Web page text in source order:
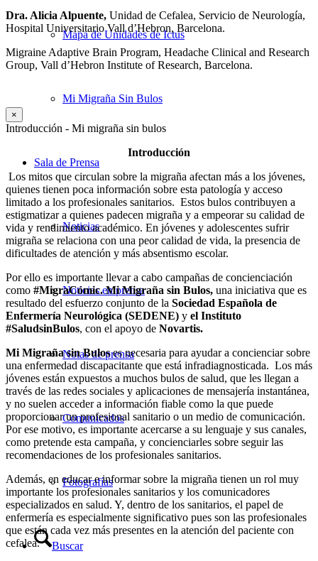
Mapa de Unidades de Ictus
Mi Migraña Sin Bulos
Sala de Prensa
Noticias
Noticias en prensa
Notas de prensa
Comunicados
Fotografías
Buscar
Dra. Alicia Alpuente, Unidad de Cefalea, Servicio de Neurología,
Hospital Universitario Vall d’Hebron, Barcelona.
Migraine Adaptive Brain Program, Headache Clinical and Research
Group, Vall d’Hebron Institute of Research, Barcelona.
×
Introducción - Mi migraña sin bulos
Introducción
Los mitos que circulan sobre la migraña afectan más a los jóvenes,
quienes tienen poca información sobre esta patología y acceso
limitado a los profesionales sanitarios. Estos bulos contribuyen a
estigmatizar a quienes padecen migraña y a empeorar su calidad de
vida y rendimiento académico. En jóvenes y adolescentes sufrir
migraña se relaciona con una peor calidad de vida, la presencia de
dificultades de atención y más absentismo escolar.
Por ello es importante llevar a cabo campañas de concienciación
como #MigraCómic. Mi Migraña sin Bulos, una iniciativa que es
resultado del esfuerzo conjunto de la Sociedad Española de
Enfermería Neurológica (SEDENE) y el Instituto
#SaludsinBulos, con el apoyo de Novartis.
Mi Migraña sin Buloses necesaria para ayudar a concienciar sobre
una enfermedad discapacitante que está infradiagnosticada. Los más
jóvenes están expuestos a muchos bulos de salud, que les llegan a
través de las redes sociales y aplicaciones de mensajería instantánea,
y no suelen acceder a información fiable como la que puede
proporcionar un profesional sanitario o un medio de comunicación.
Por ese motivo, es importante acercarse a su lenguaje y sus canales,
como pretende esta campaña, y concienciarles sobre seguir las
recomendaciones de los profesionales sanitarios.
Además, en educar e informar sobre la migraña tienen un rol muy
importante los profesionales sanitarios y los comunicadores
especializados en salud. Y, dentro de los sanitarios, el papel de
enfermería es especialmente significativo pues son las profesionales
que están cada vez más presentes en la atención del paciente con
cefalea.